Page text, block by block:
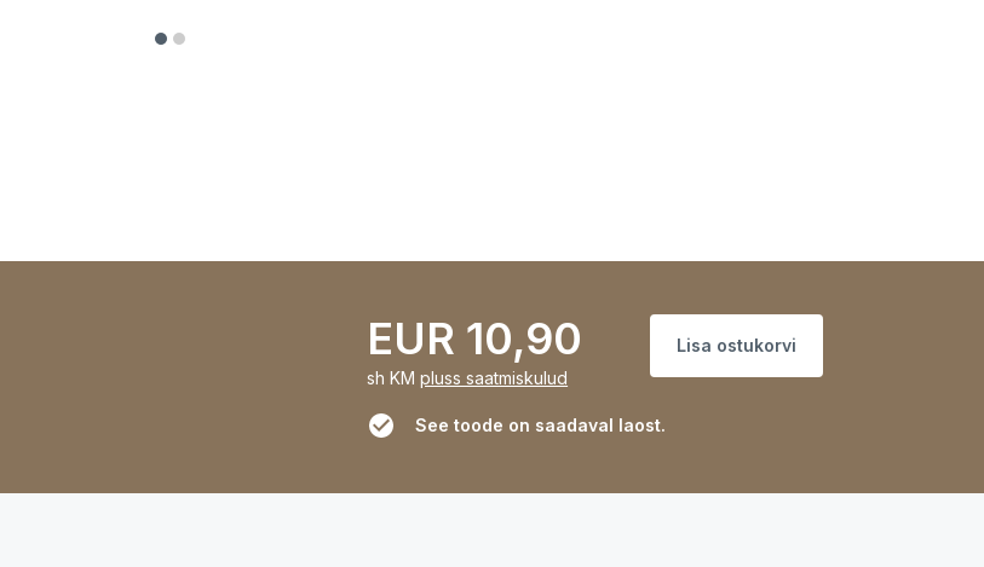
EUR 10,90
sh KM pluss saatmiskulud
Lisa ostukorvi
See toode on saadaval laost.